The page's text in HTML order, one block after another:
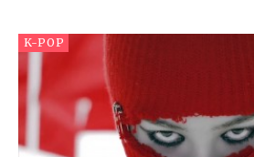
K-POP